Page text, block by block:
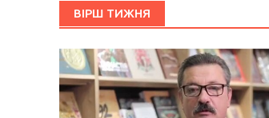
ВІРШ ТИЖНЯ